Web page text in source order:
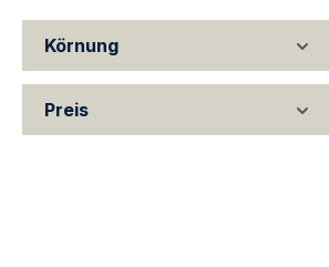
Körnung
Preis